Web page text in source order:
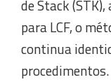
de Stack
para LCF, o
continua
procedimentos.